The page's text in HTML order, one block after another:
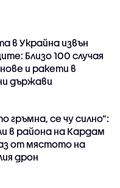
в Украйна извън
Близо 100 случая
и ракети в
държави
гръмна, се чу силно“:
в района на Кардам
от мястото на
дрон